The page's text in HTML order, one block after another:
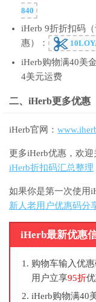
840
iHerb 9折折扣码
惠）：
iHerb购物满40美
4美元运费
二、iHerb更多优惠
iHerb官网：
更多iHerb优惠，欢迎
iHerb折扣码汇总整理
如果你是第一次使用
新人老用户优惠码分
iHerb最新优惠
购物车输入优惠
用户立享95折优
iHerb购物满40